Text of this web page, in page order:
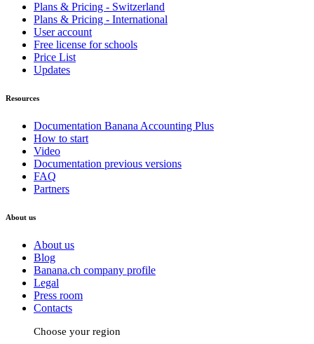
Plans & Pricing - Switzerland
Plans & Pricing - International
User account
Free license for schools
Price List
Updates
Resources
Documentation Banana Accounting Plus
How to start
Video
Documentation previous versions
FAQ
Partners
About us
About us
Blog
Banana.ch company profile
Legal
Press room
Contacts
Choose your region